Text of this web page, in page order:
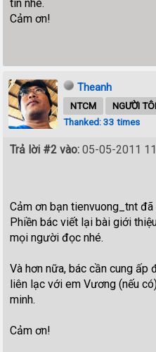
tin nhé.
Cảm ơn!
Theanh
NTCM
NGƯỜI
Thanked: 33 times
Trả lời #2 vào: 05-05-2011
Cảm ơn bạn tienvuong_tnt đã
Phiền bác viết lại bài giới
mọi người đọc nhé.
Và hơn nữa, bác cần cung ấp
liên lạc với em Vương (nếu
minh.
Cảm ơn!